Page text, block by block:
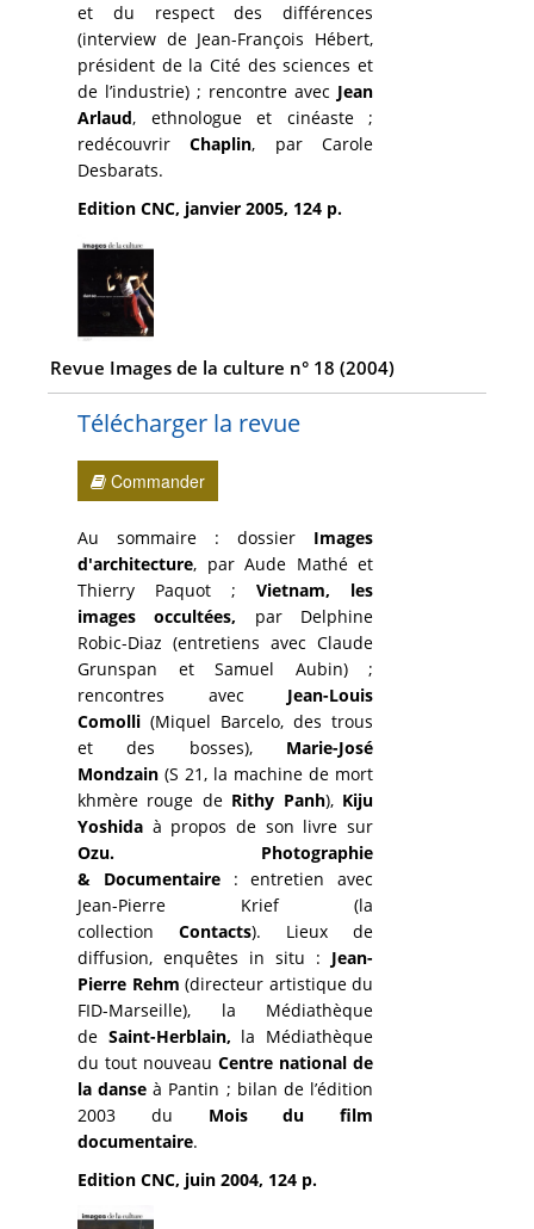
et du respect des différences
(interview de Jean-François Hébert,
président de la Cité des sciences et
de l’industrie) ; rencontre avec Jean
Arlaud, ethnologue et cinéaste ;
redécouvrirChaplin, par Carole
Desbarats.
Edition CNC, janvier 2005, 124 p.
Revue Images de la culture n° 18 (2004)
Télécharger la revue
Commander
Au sommaire : dossier Images
d'architecture, par Aude Mathé et
Thierry Paquot ;Vietnam, les
images occultées, par Delphine
Robic-Diaz (entretiens avec Claude
Grunspan et Samuel Aubin) ;
rencontres avec Jean-Louis
Comolli (Miquel Barcelo, des trous
et des bosses), Marie-José
Mondzain (S 21, la machine de mort
khmère rouge de Rithy Panh), Kiju
Yoshida à propos de son livre sur
Ozu.
Photographie
& Documentaire: entretien avec
Jean-Pierre Krief (la
collectionContacts). Lieux de
diffusion, enquêtes in situ : Jean-
Pierre Rehm(directeur artistique du
FID-Marseille), la Médiathèque
de Saint-Herblain, la Médiathèque
du tout nouveauCentre national de
la danse à Pantin ; bilan de l’édition
2003 du Mois du film
documentaire.
Edition CNC, juin 2004, 124 p.